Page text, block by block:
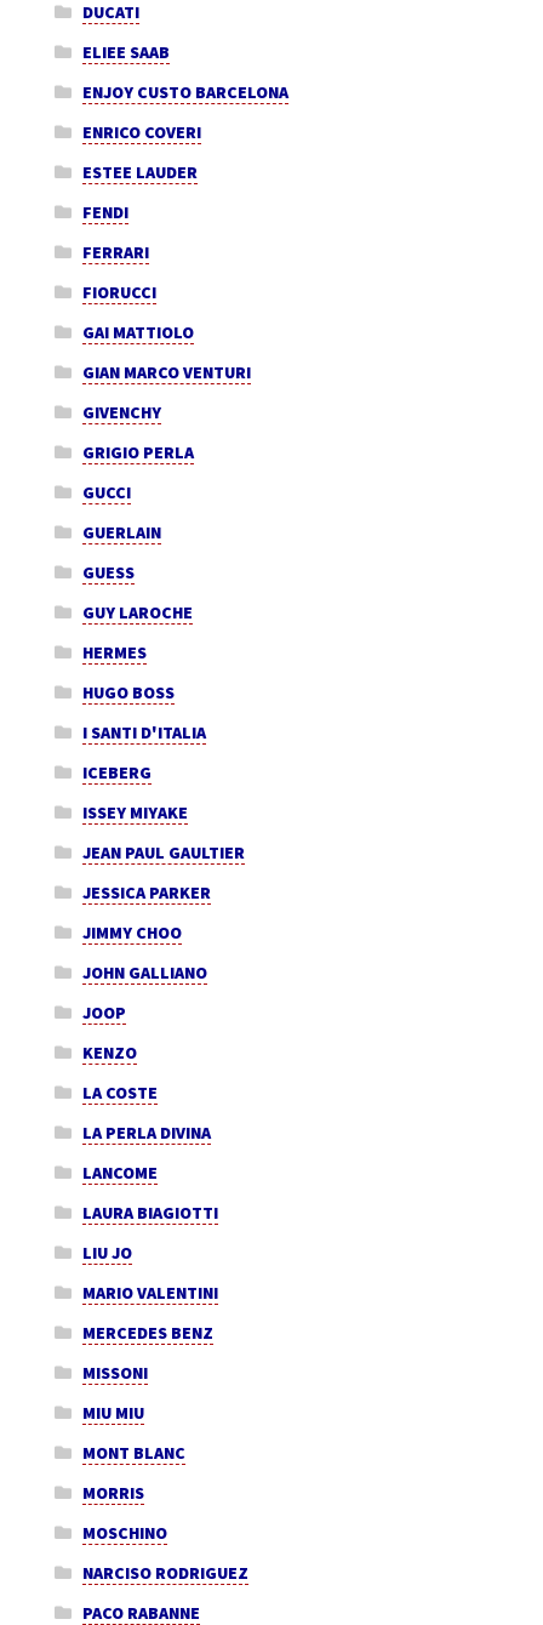
DUCATI
ELIEE SAAB
ENJOY CUSTO BARCELONA
ENRICO COVERI
ESTEE LAUDER
FENDI
FERRARI
FIORUCCI
GAI MATTIOLO
GIAN MARCO VENTURI
GIVENCHY
GRIGIO PERLA
GUCCI
GUERLAIN
GUESS
GUY LAROCHE
HERMES
HUGO BOSS
I SANTI D'ITALIA
ICEBERG
ISSEY MIYAKE
JEAN PAUL GAULTIER
JESSICA PARKER
JIMMY CHOO
JOHN GALLIANO
JOOP
KENZO
LA COSTE
LA PERLA DIVINA
LANCOME
LAURA BIAGIOTTI
LIU JO
MARIO VALENTINI
MERCEDES BENZ
MISSONI
MIU MIU
MONT BLANC
MORRIS
MOSCHINO
NARCISO RODRIGUEZ
PACO RABANNE